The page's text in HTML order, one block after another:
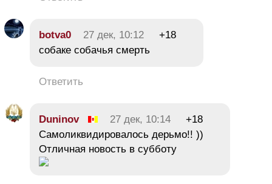
botva0 27 дек, 10:12
+18
собаке собачья смерть
Ответить
Duninov 27 дек, 10:14
+18
Самоликвидировалось дерьмо!! ))
Отличная новость в субботу